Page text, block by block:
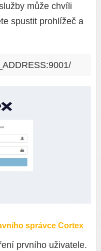
může chvíli
spustit prohlížeč a
správce Cortex
prvního uživatele.